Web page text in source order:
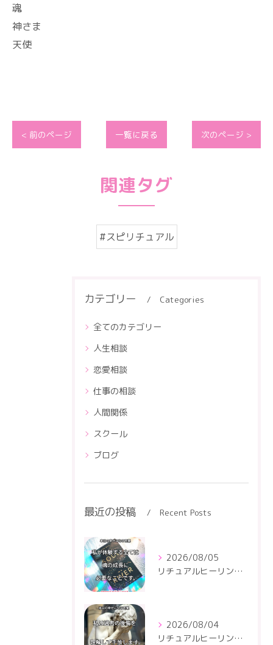
魂
神さま
天使
< 前のページ 一覧に戻る 次のページ >
関連タグ
#スピリチュアル
カテゴリー Categories
全てのカテゴリー
人生相談
恋愛相談
仕事の相談
人間関係
スクール
ブログ
最近の投稿 Recent Posts
2026/08/05
リチュアルヒーリングセンター
2026/08/04
リチュアルヒーリングセンター